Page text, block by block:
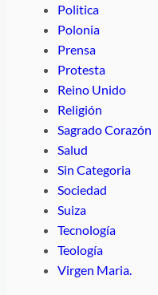
Politica
Polonia
Prensa
Protesta
Reino Unido
Religión
Sagrado Corazón
Salud
Sin Categoria
Sociedad
Suiza
Tecnología
Teología
Virgen Maria.